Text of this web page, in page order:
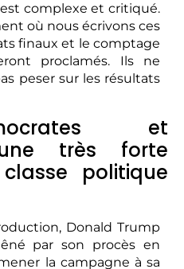
complexe et critiqué.
où nous écrivons ces
finaux et le comptage
proclamés. Ils ne
peser sur les résultats
et
une très forte
politique
Donald Trump
par son procès en
la campagne à sa